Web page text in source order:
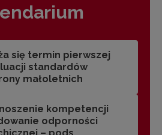
się termin pierwszej
standardów
małoletnich
kompetencji
odporności